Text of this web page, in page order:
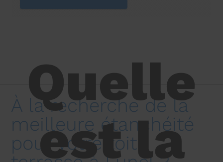
Quelle
est la
À la recherche de la
meilleure étanchéité
pour votre toit-